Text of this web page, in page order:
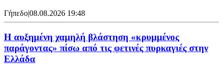
Γήπεδο|08.08.2026 19:48
Η αυξημένη χαμηλή βλάστηση «κρυμμένος
παράγοντας» πίσω από τις φετινές πυρκαγιές στην
Ελλάδα